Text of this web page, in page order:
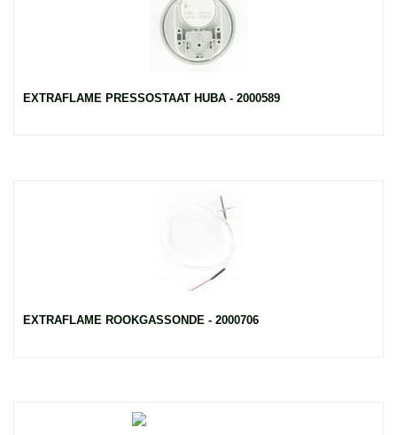
EXTRAFLAME PRESSOSTAAT HUBA - 2000589
EXTRAFLAME ROOKGASSONDE - 2000706